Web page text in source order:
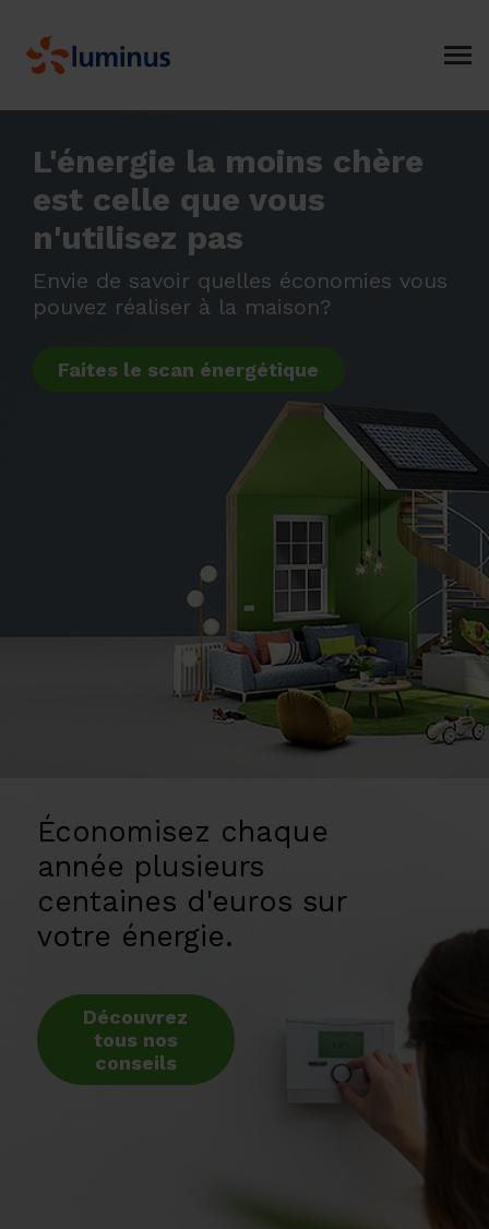
L'énergie la moins chère
est celle que vous
n'utilisez pas
Envie de savoir quelles économies vous
pouvez réaliser à la maison?
Faites le scan énergétique
Économisez chaque
année plusieurs
centaines d'euros sur
votre énergie.
Découvrez
tous nos
conseils